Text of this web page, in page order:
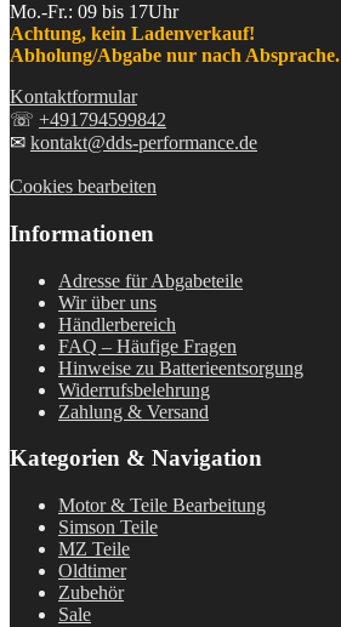
Mo.-Fr.: 09 bis 17Uhr
Achtung, kein Ladenverkauf!
Abholung/Abgabe nur nach Absprache.
Kontaktformular
☏ +491794599842
✉ kontakt@dds-performance.de
Cookies bearbeiten
Informationen
Adresse für Abgabeteile
Wir über uns
Händlerbereich
FAQ – Häufige Fragen
Hinweise zu Batterieentsorgung
Widerrufsbelehrung
Zahlung & Versand
Kategorien & Navigation
Motor & Teile Bearbeitung
Simson Teile
MZ Teile
Oldtimer
Zubehör
Sale